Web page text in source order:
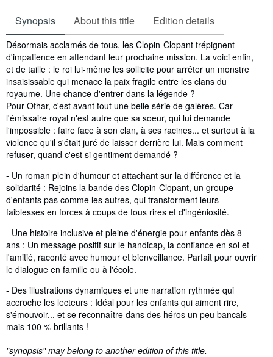
Synopsis About this title Edition details
Synopsis
Désormais acclamés de tous, les Clopin-Clopant trépignent
d'impatience en attendant leur prochaine mission. La voici enfin,
et de taille : le roi lui-même les sollicite pour arrêter un monstre
insaisissable qui menace la paix fragile entre les clans du
royaume. Une chance d'entrer dans la légende ?
Pour Othar, c'est avant tout une belle série de galères. Car
l'émissaire royal n'est autre que sa soeur, qui lui demande
l'impossible : faire face à son clan, à ses racines... et surtout à la
violence qu'il s'était juré de laisser derrière lui. Mais comment
refuser, quand c'est si gentiment demandé ?
- Un roman plein d'humour et attachant sur la différence et la
solidarité : Rejoins la bande des Clopin-Clopant, un groupe
d'enfants pas comme les autres, qui transforment leurs
faiblesses en forces à coups de fous rires et d'ingéniosité.
- Une histoire inclusive et pleine d'énergie pour enfants dès 8
ans : Un message positif sur le handicap, la confiance en soi et
l'amitié, raconté avec humour et bienveillance. Parfait pour ouvrir
le dialogue en famille ou à l'école.
- Des illustrations dynamiques et une narration rythmée qui
accroche les lecteurs : Idéal pour les enfants qui aiment rire,
s'émouvoir... et se reconnaître dans des héros un peu bancals
mais 100 % brillants !
"synopsis" may belong to another edition of this title.